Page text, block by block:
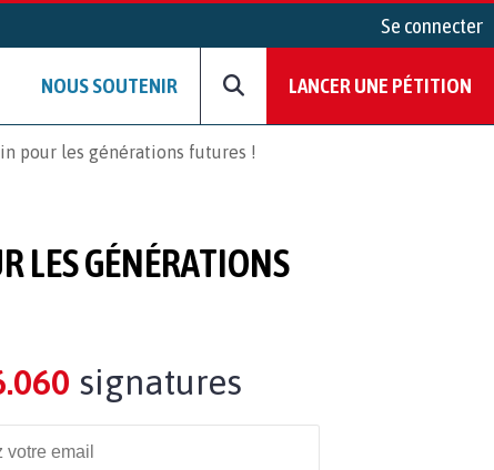
Se connecter
NOUS SOUTENIR LANCER UNE PÉTITION
pour les générations futures !
LES GÉNÉRATIONS
signatures